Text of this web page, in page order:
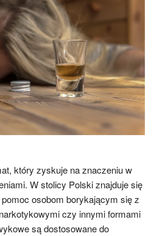
który zyskuje na znaczeniu w
W stolicy Polski znajduje się
osobom borykającym się z
czy innymi formami
są dostosowane do